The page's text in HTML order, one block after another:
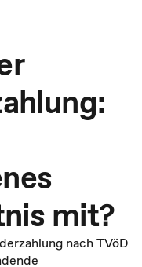
mit?
nach TVöD